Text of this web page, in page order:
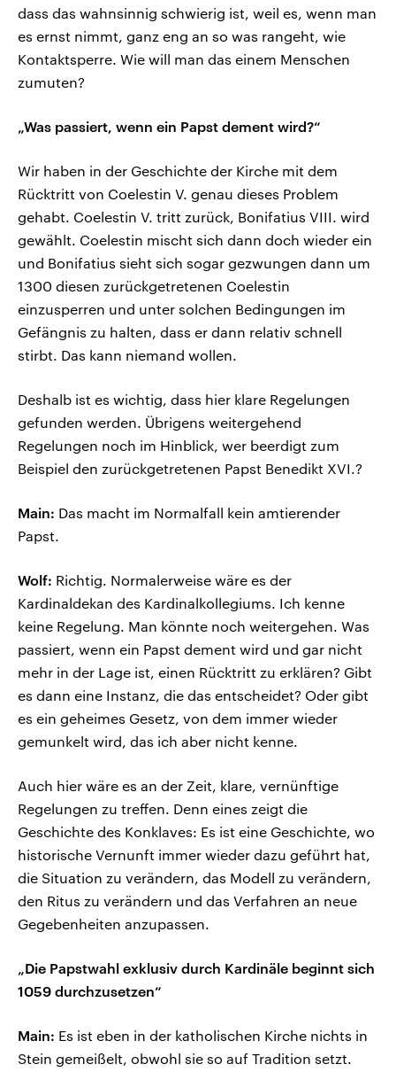
dass das wahnsinnig schwierig ist, weil es, wenn man
es ernst nimmt, ganz eng an so was rangeht, wie
Kontaktsperre. Wie will man das einem Menschen
zumuten?
„Was passiert, wenn ein Papst dement wird?“
Wir haben in der Geschichte der Kirche mit dem
Rücktritt von Coelestin V. genau dieses Problem
gehabt. Coelestin V. tritt zurück, Bonifatius VIII. wird
gewählt. Coelestin mischt sich dann doch wieder ein
und Bonifatius sieht sich sogar gezwungen dann um
1300 diesen zurückgetretenen Coelestin
einzusperren und unter solchen Bedingungen im
Gefängnis zu halten, dass er dann relativ schnell
stirbt. Das kann niemand wollen.
Deshalb ist es wichtig, dass hier klare Regelungen
gefunden werden. Übrigens weitergehend
Regelungen noch im Hinblick, wer beerdigt zum
Beispiel den zurückgetretenen Papst Benedikt XVI.?
Main: Das macht im Normalfall kein amtierender
Papst.
Wolf: Richtig. Normalerweise wäre es der
Kardinaldekan des Kardinalkollegiums. Ich kenne
keine Regelung. Man könnte noch weitergehen. Was
passiert, wenn ein Papst dement wird und gar nicht
mehr in der Lage ist, einen Rücktritt zu erklären? Gibt
es dann eine Instanz, die das entscheidet? Oder gibt
es ein geheimes Gesetz, von dem immer wieder
gemunkelt wird, das ich aber nicht kenne.
Auch hier wäre es an der Zeit, klare, vernünftige
Regelungen zu treffen. Denn eines zeigt die
Geschichte des Konklaves: Es ist eine Geschichte, wo
historische Vernunft immer wieder dazu geführt hat,
die Situation zu verändern, das Modell zu verändern,
den Ritus zu verändern und das Verfahren an neue
Gegebenheiten anzupassen.
„Die Papstwahl exklusiv durch Kardinäle beginnt sich
1059 durchzusetzen“
Main: Es ist eben in der katholischen Kirche nichts in
Stein gemeißelt, obwohl sie so auf Tradition setzt.